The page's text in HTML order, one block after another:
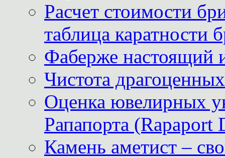
Расчет стоимости
таблица каратности
Фаберже настоящий
Чистота
Оценка ювелирных
Рапапорта (Rapaport
Камень аметист –